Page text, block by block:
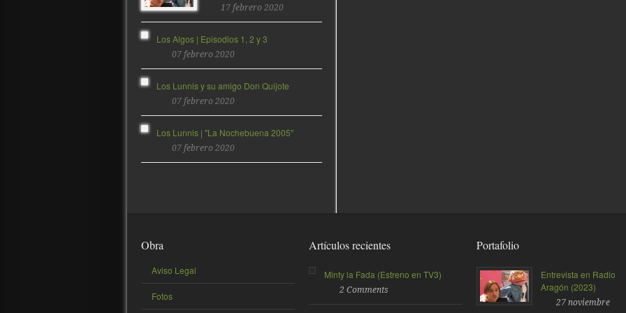
17 febrero 2020
Los Algos | Episodios 1, 2 y 3
07 febrero 2020
Los Lunnis y su amigo Don Quijote
07 febrero 2020
Los Lunnis | "La Nochebuena 2005"
07 febrero 2020
Obra
Aviso Legal
Fotos
Artículos recientes
Minty la Fada (Estreno en TV3)
2 Comments
Portafolio
Entrevista en Radio
Aragón (2023)
27 noviembre